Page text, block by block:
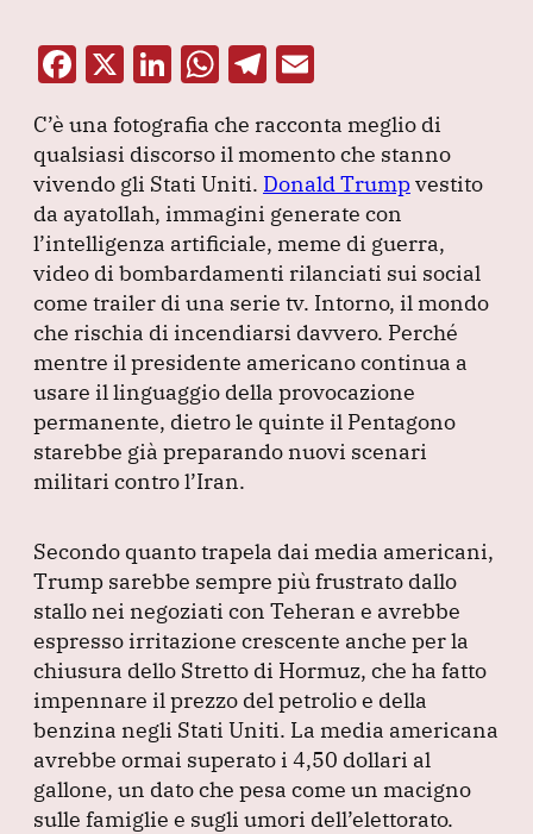
F
c
e
b
o
o
k
X Li
k
e
dI
n
W
at
s
A
p
p
T
e
gr
a
m
ai
l
C’è una fotografia che racconta meglio di
qualsiasi discorso il momento che stanno
vivendo gli Stati Uniti. Donald Trumpvestito
da ayatollah, immagini generate con
l’intelligenza artificiale, meme di guerra,
video di bombardamenti rilanciati sui social
come trailer di una serie tv. Intorno, il mondo
che rischia di incendiarsi davvero. Perché
mentre il presidente americano continua a
usare il linguaggio della provocazione
permanente, dietro le quinte il Pentagono
starebbe già preparando nuovi scenari
militari contro l’Iran.
Secondo quanto trapela dai media americani,
Trump sarebbe sempre più frustrato dallo
stallo nei negoziati con Teheran e avrebbe
espresso irritazione crescente anche per la
chiusura dello Stretto di Hormuz, che ha fatto
impennare il prezzo del petrolio e della
benzina negli Stati Uniti. La media americana
avrebbe ormai superato i 4,50 dollari al
gallone, un dato che pesa come un macigno
sulle famiglie e sugli umori dell’elettorato.